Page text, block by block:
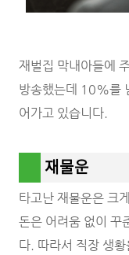
재벌집 막내아들에
방송했는데 10%를
어가고 있습니다.
재물운
타고난 재물운은 크
돈은 어려움 없이 꾸
다. 따라서 직장 생